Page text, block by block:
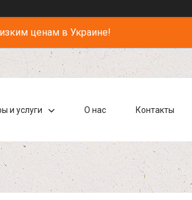
ценам в Украине!
и услуги О нас Контакты